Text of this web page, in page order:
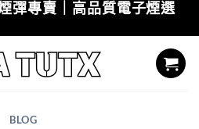
彈專賣｜高品質電子煙選
BLOG